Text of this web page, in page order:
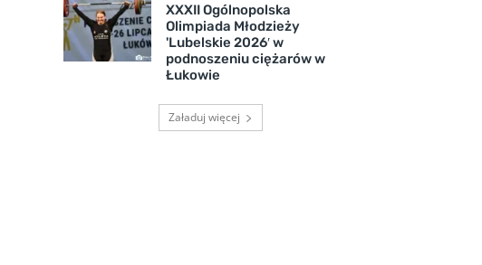
XXXII Ogólnopolska
Olimpiada Młodzieży
'Lubelskie 2026′ w
podnoszeniu ciężarów w
Łukowie
Załaduj więcej